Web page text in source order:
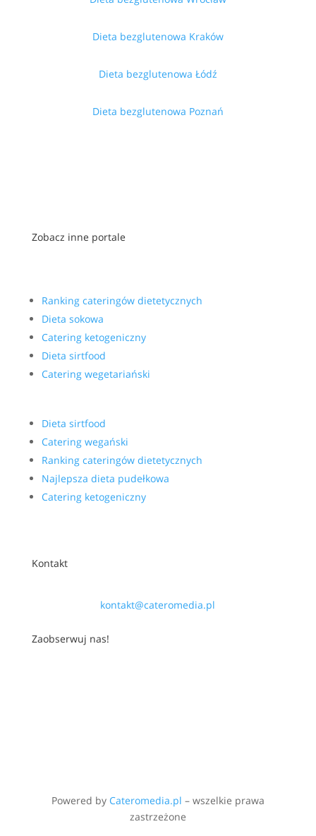
Dieta bezglutenowa Kraków
Dieta bezglutenowa Łódź
Dieta bezglutenowa Poznań
Zobacz inne portale
Ranking cateringów dietetycznych
Dieta sokowa
Catering ketogeniczny
Dieta sirtfood
Catering wegetariański
Dieta sirtfood
Catering wegański
Ranking cateringów dietetycznych
Najlepsza dieta pudełkowa
Catering ketogeniczny
Kontakt
kontakt@cateromedia.pl
Zaobserwuj nas!
Powered by Cateromedia.pl – wszelkie prawa
zastrzeżone